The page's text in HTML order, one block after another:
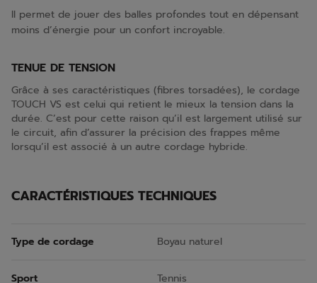
Il permet de jouer des balles profondes tout en dépensant
moins d’énergie pour un confort incroyable.
TENUE DE TENSION
Grâce à ses caractéristiques (fibres torsadées), le cordage
TOUCH VS est celui qui retient le mieux la tension dans la
durée. C’est pour cette raison qu’il est largement utilisé sur
le circuit, afin d’assurer la précision des frappes même
lorsqu’il est associé à un autre cordage hybride.
CARACTÉRISTIQUES TECHNIQUES
Type de cordage Boyau naturel
Sport Tennis